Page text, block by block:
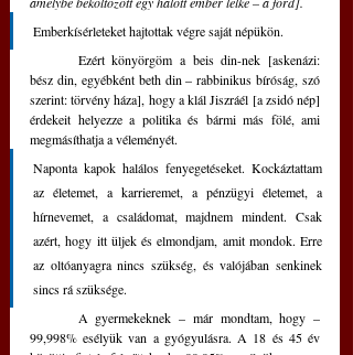
Emberkísérleteket hajtottak végre saját népükön.
bész din, egyébként beth din – rabbinikus bíróság, szó
szerint: törvény háza], hogy a klál Jiszráél [a zsidó nép]
érdekeit helyezze a politika és bármi más fölé, ami
megmásíthatja a véleményét.
Naponta kapok halálos fenyegetéseket. Kockáztattam
az életemet, a karrieremet, a pénzügyi életemet, a
hírnevemet, a családomat, majdnem mindent. Csak
azért, hogy itt üljek és elmondjam, amit mondok. Erre
az oltóanyagra nincs szükség, és valójában senkinek
sincs rá szüksége.
99,998% esélyük van a gyógyulásra. A 18 és 45 év